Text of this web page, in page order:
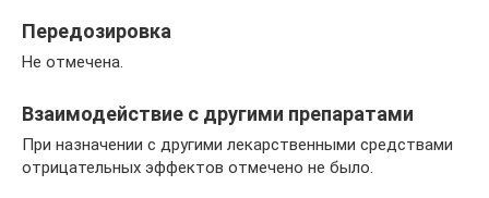
Передозировка
Не отмечена.
Взаимодействие с другими препаратами
При назначении с другими лекарственными средствами
отрицательных эффектов отмечено не было.